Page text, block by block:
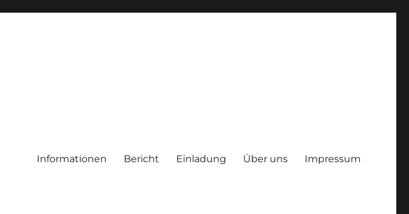
Informationen Bericht Einladung Über uns Impressum